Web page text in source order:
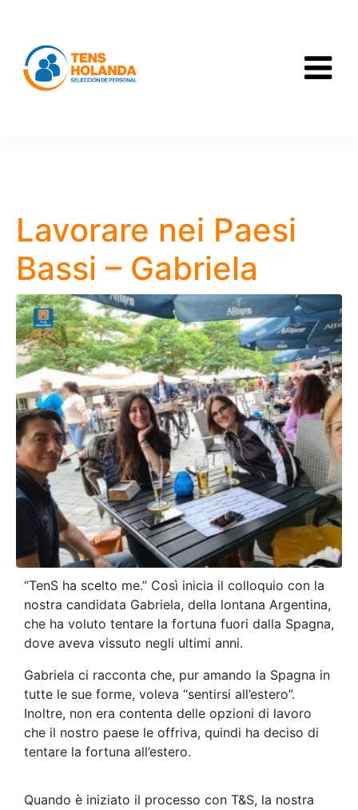
Lavorare nei Paesi
Bassi – Gabriela
“TenS ha scelto me.” Così inicia il colloquio con la
nostra candidata Gabriela, della lontana Argentina,
che ha voluto tentare la fortuna fuori dalla Spagna,
dove aveva vissuto negli ultimi anni.
Gabriela ci racconta che, pur amando la Spagna in
tutte le sue forme, voleva “sentirsi all’estero”.
Inoltre, non era contenta delle opzioni di lavoro
che il nostro paese le offriva, quindi ha deciso di
tentare la fortuna all’estero.
Quando è iniziato il processo con T&S, la nostra